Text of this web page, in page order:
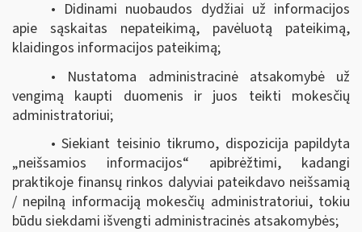
• Didinami nuobaudos dydžiai už informacijos
apie sąskaitas nepateikimą, pavėluotą pateikimą,
klaidingos informacijos pateikimą;
• Nustatoma administracinė atsakomybė už
vengimą kaupti duomenis ir juos teikti mokesčių
administratoriui;
• Siekiant teisinio tikrumo, dispozicija papildyta
„neišsamios informacijos“ apibrėžtimi, kadangi
praktikoje finansų rinkos dalyviai pateikdavo neišsamią
/ nepilną informaciją mokesčių administratoriui, tokiu
būdu siekdami išvengti administracinės atsakomybės;